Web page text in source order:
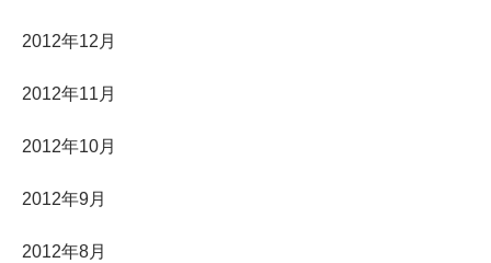
2012年12月
2012年11月
2012年10月
2012年9月
2012年8月